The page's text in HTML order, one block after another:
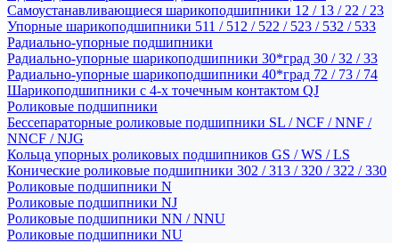
Самоустанавливающиеся шарикоподшипники 12 / 13 / 22 / 23
Упорные шарикоподшипники 511 / 512 / 522 / 523 / 532 / 533
Радиально-упорные подшипники
Радиально-упорные шарикоподшипники 30*град 30 / 32 / 33
Радиально-упорные шарикоподшипники 40*град 72 / 73 / 74
Шарикоподшипники с 4-х точечным контактом QJ
Роликовые подшипники
Бессепараторные роликовые подшипники SL / NCF / NNF /
NNCF / NJG
Кольца упорных роликовых подшипников GS / WS / LS
Конические роликовые подшипники 302 / 313 / 320 / 322 / 330
Роликовые подшипники N
Роликовые подшипники NJ
Роликовые подшипники NN / NNU
Роликовые подшипники NU